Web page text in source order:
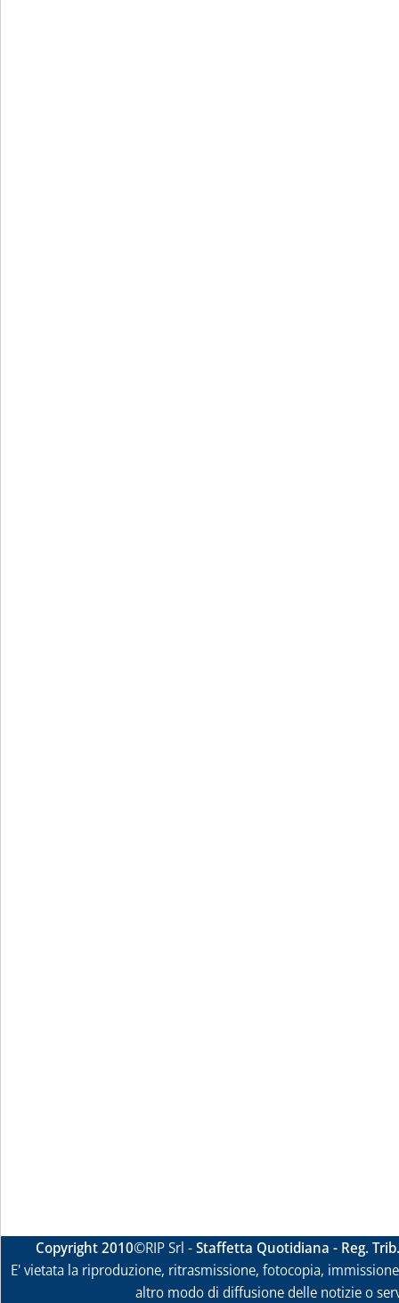
Copyright 2010©RIP Srl -Staffetta Quotidiana - Reg.
E' vietata la riproduzione, ritrasmissione, fotocopia,
altro modo di diffusione delle notizie o